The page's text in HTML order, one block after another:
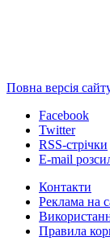
Повна версія
Facebook
Twitter
RSS-стрічки
E-mail
Контакти
Реклама на
Правила